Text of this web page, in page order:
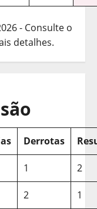
- Consulte o
detalhes.
Derrotas
1 2
2 1